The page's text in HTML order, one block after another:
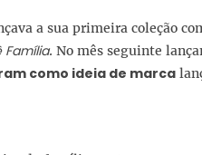
a sua primeira coleção
Família. No mês seguinte
como ideia de marca